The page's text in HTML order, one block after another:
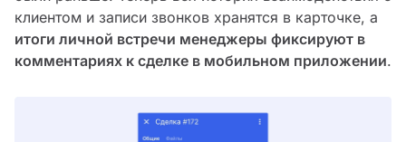
клиентом и записи звонков хранятся в карточке, а
итоги личной встречи менеджеры фиксируют в
комментариях к сделке в мобильном приложении.